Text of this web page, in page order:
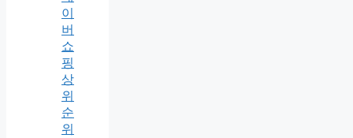
이
버
쇼
핑
상
위
순
위